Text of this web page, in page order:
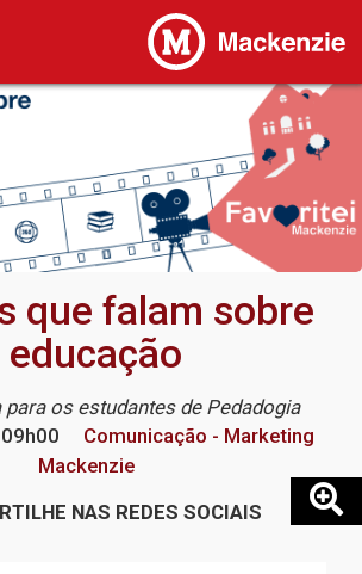
que falam sobre
educação
os estudantes de Pedadogia
09h00
Comunicação - Marketing
Mackenzie
NAS REDES SOCIAIS